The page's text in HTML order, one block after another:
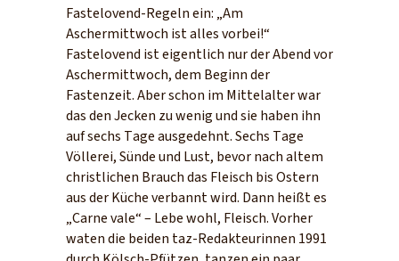
Fastelovend-Regeln ein: „Am
Aschermittwoch ist alles vorbei!“
Fastelovend ist eigentlich nur der Abend vor
Aschermittwoch, dem Beginn der
Fastenzeit. Aber schon im Mittelalter war
das den Jecken zu wenig und sie haben ihn
auf sechs Tage ausgedehnt. Sechs Tage
Völlerei, Sünde und Lust, bevor nach altem
christlichen Brauch das Fleisch bis Ostern
aus der Küche verbannt wird. Dann heißt es
„Carne vale“ – Lebe wohl, Fleisch. Vorher
waten die beiden taz-Redakteurinnen 1991